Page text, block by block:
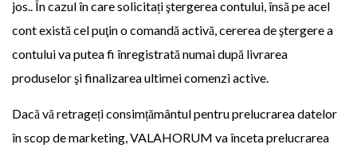
jos.. În cazul în care solicitați ştergerea contului, însă pe acel
cont există cel puţin o comandă activă, cererea de ştergere a
contului va putea fi înregistrată numai după livrarea
produselor şi finalizarea ultimei comenzi active.
Dacă vă retrageți consimțământul pentru prelucrarea datelor
în scop de marketing, VALAHORUM va înceta prelucrarea